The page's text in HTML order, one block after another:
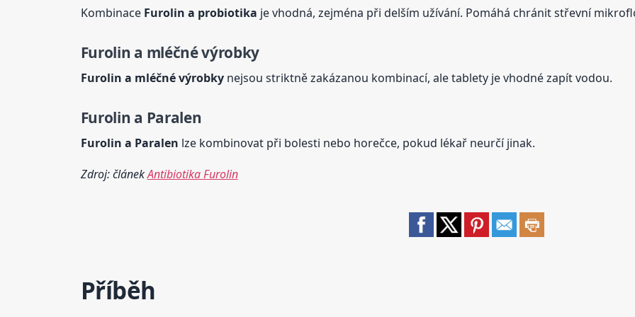
Kombinace Furolin a probiotika je vhodná, zejména při delším užívání. Pomáhá chránit střevní
Furolin a mléčné výrobky
Furolin a mléčné výrobkynejsou striktně zakázanou kombinací, ale tablety je vhodné zapít vodou.
Furolin a Paralen
Furolin a Paralen lze kombinovat při bolesti nebo horečce, pokud lékař neurčí jinak.
Zdroj: článekAntibiotika Furolin
Příběh